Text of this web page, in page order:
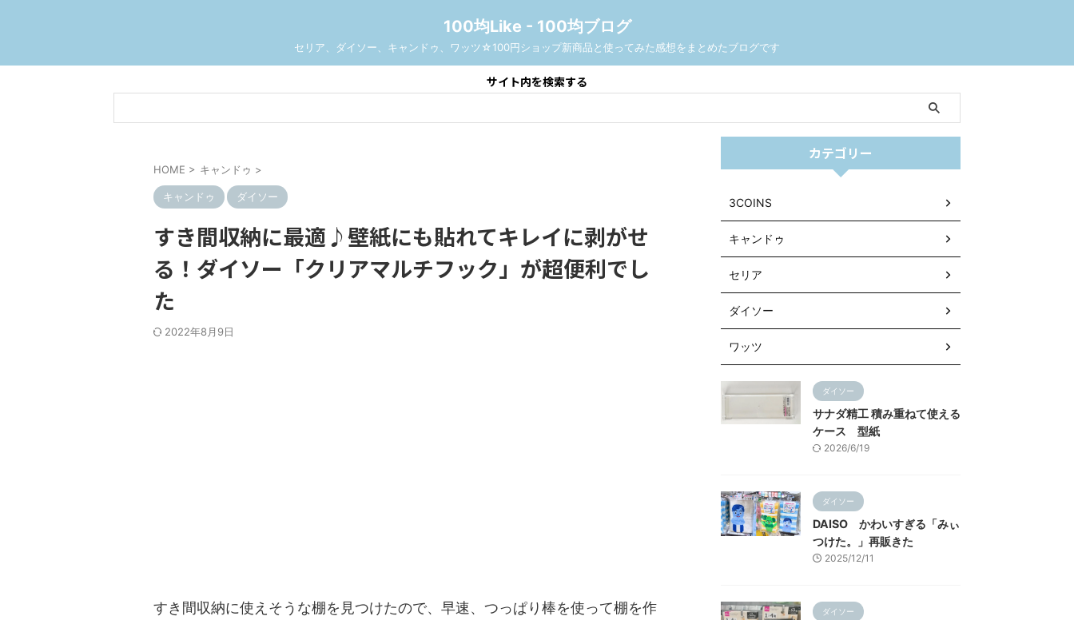
100均Like - 100均ブログ
セリア、ダイソー、キャンドゥ、ワッツ☆100円ショップ新商品と使ってみた感想をまとめたブログです
サイト内を検索する
HOME > キャンドゥ >
キャンドゥ ダイソー
すき間収納に最適♪壁紙にも貼れてキレイに剥がせ
る！ダイソー「クリアマルチフック」が超便利でし
た
2022年8月9日
すき間収納に使えそうな棚を見つけたので、早速、つっぱり棒を使って棚を作
カテゴリー
3COINS
キャンドゥ
セリア
ダイソー
ワッツ
ダイソー
サナダ精工 積み重ねて使える
ケース 型紙
2026/6/19
ダイソー
DAISO かわいすぎる「みぃ
つけた。」再販きた
2025/12/11
ダイソー